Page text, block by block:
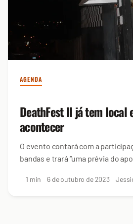
AGENDA
DeathFest II já tem local
acontecer
O evento contará com a
bandas e trará “uma prévia do
1 min 6 de outubro de 2023